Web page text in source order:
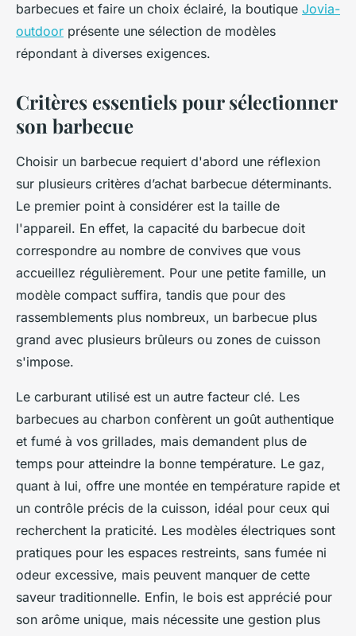
barbecues et faire un choix éclairé, la boutique Jovia-
outdoor présente une sélection de modèles
répondant à diverses exigences.
Critères essentiels pour sélectionner
son barbecue
Choisir un barbecue requiert d'abord une réflexion
sur plusieurs critères d’achat barbecue déterminants.
Le premier point à considérer est la taille de
l'appareil. En effet, la capacité du barbecue doit
correspondre au nombre de convives que vous
accueillez régulièrement. Pour une petite famille, un
modèle compact suffira, tandis que pour des
rassemblements plus nombreux, un barbecue plus
grand avec plusieurs brûleurs ou zones de cuisson
s'impose.
Le carburant utilisé est un autre facteur clé. Les
barbecues au charbon confèrent un goût authentique
et fumé à vos grillades, mais demandent plus de
temps pour atteindre la bonne température. Le gaz,
quant à lui, offre une montée en température rapide et
un contrôle précis de la cuisson, idéal pour ceux qui
recherchent la praticité. Les modèles électriques sont
pratiques pour les espaces restreints, sans fumée ni
odeur excessive, mais peuvent manquer de cette
saveur traditionnelle. Enfin, le bois est apprécié pour
son arôme unique, mais nécessite une gestion plus